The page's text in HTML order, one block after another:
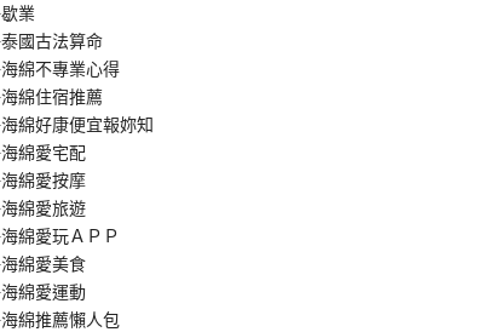
歇業
泰國古法算命
海綿不專業心得
海綿住宿推薦
海綿好康便宜報妳知
海綿愛宅配
海綿愛按摩
海綿愛旅遊
海綿愛玩ＡＰＰ
海綿愛美食
海綿愛運動
海綿推薦懶人包